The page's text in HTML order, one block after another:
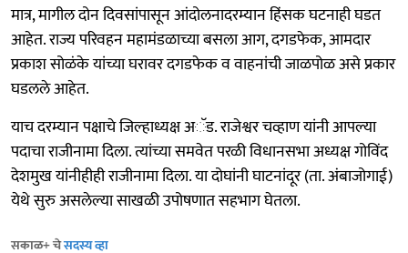
मात्र, मागील दोन दिवसांपासून आंदोलनादरम्यान हिंसक घटनाही घडत
आहेत. राज्य परिवहन महामंडळाच्या बसला आग, दगडफेक, आमदार
प्रकाश सोळंके यांच्या घरावर दगडफेक व वाहनांची जाळपोळ असे प्रकार
घडलले आहेत.
याच दरम्यान पक्षाचे जिल्हाध्यक्ष अॅड. राजेश्वर चव्हाण यांनी आपल्या
पदाचा राजीनामा दिला. त्यांच्या समवेत परळी विधानसभा अध्यक्ष गोविंद
देशमुख यांनीहीही राजीनामा दिला. या दोघांनी घाटनांदूर (ता. अंबाजोगाई)
येथे सुरु असलेल्या साखळी उपोषणात सहभाग घेतला.
सकाळ+ चेसदस्य व्हा